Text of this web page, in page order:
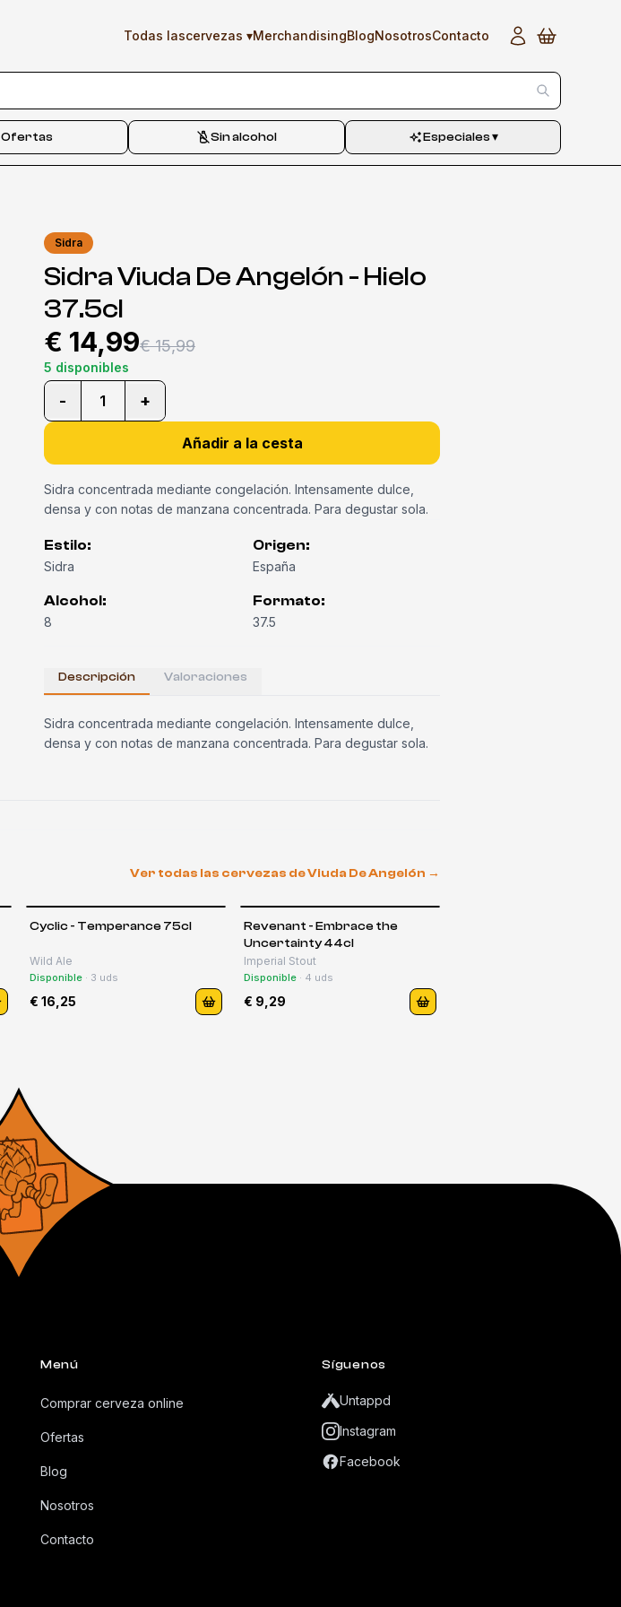
Todas lascervezas ▾MerchandisingBlogNosotrosContacto
Ofertas Sin alcohol Especiales▾
Sidra
Sidra Viuda De Angelón - Hielo
37.5cl
€ 14,99€ 15,99
5 disponibles
- 1 +
Añadir a la cesta
Sidra concentrada mediante congelación. Intensamente dulce,
densa y con notas de manzana concentrada. Para degustar sola.
Estilo:
Sidra
Origen:
España
Alcohol:
8
Formato:
37.5
Descripción Valoraciones
Sidra concentrada mediante congelación. Intensamente dulce,
densa y con notas de manzana concentrada. Para degustar sola.
Ver todas las cervezas deViuda De Angelón →
Cyclic - Temperance 75cl
Wild Ale
Disponible· 3 uds
€ 16,25
Revenant - Embrace the
Uncertainty 44cl
Imperial Stout
Disponible · 4 uds
€ 9,29
Menú
Comprar cerveza online
Ofertas
Blog
Nosotros
Contacto
Síguenos
Untappd
Instagram
Facebook